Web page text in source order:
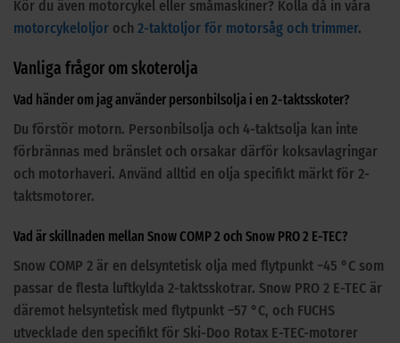
Kör du även motorcykel eller småmaskiner? Kolla då in våra
motorcykeloljor och 2-taktoljor för motorsåg och trimmer.
Vanliga frågor om skoterolja
Vad händer om jag använder personbilsolja i en 2-taktsskoter?
Du förstör motorn. Personbilsolja och 4-taktsolja kan inte
förbrännas med bränslet och orsakar därför koksavlagringar
och motorhaveri. Använd alltid en olja specifikt märkt för 2-
taktsmotorer.
Vad är skillnaden mellan Snow COMP 2 och Snow PRO 2 E-TEC?
Snow COMP 2 är en delsyntetisk olja med flytpunkt −45 °C som
passar de flesta luftkylda 2-taktsskotrar. Snow PRO 2 E-TEC är
däremot helsyntetisk med flytpunkt −57 °C, och FUCHS
utvecklade den specifikt för Ski-Doo Rotax E-TEC-motorer